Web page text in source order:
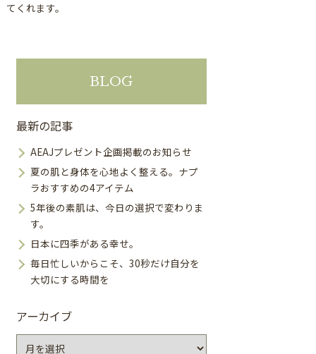
てくれます。
BLOG
最新の記事
AEAJプレゼント企画掲載のお知らせ
夏の肌と身体を心地よく整える。ナプ
ラおすすめの4アイテム
5年後の素肌は、今日の選択で変わりま
す。
日本に四季がある幸せ。
毎日忙しいからこそ、30秒だけ自分を
大切にする時間を
アーカイブ